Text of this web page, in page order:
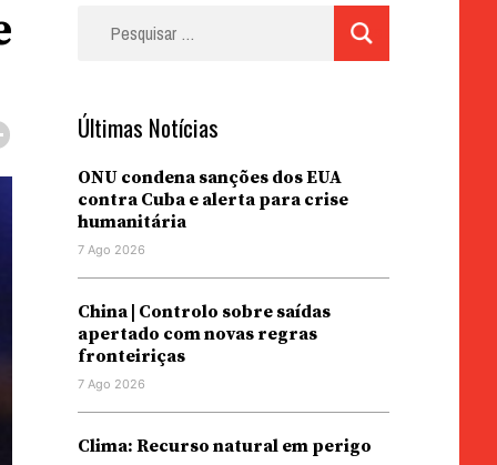
Últimas Notícias
ONU condena sanções dos EUA
contra Cuba e alerta para crise
humanitária
7 Ago 2026
China | Controlo sobre saídas
apertado com novas regras
fronteiriças
7 Ago 2026
Clima: Recurso natural em perigo